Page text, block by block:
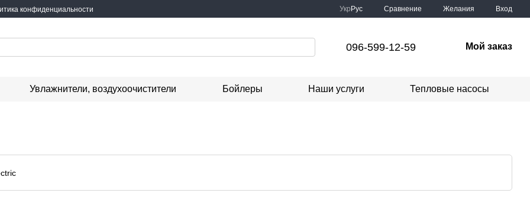
конфиденциальности Укр Рус Сравнение Желания Вход
096-599-12-59 Мой заказ
Увлажнители, воздухоочистители Бойлеры Наши услуги Тепловые насосы